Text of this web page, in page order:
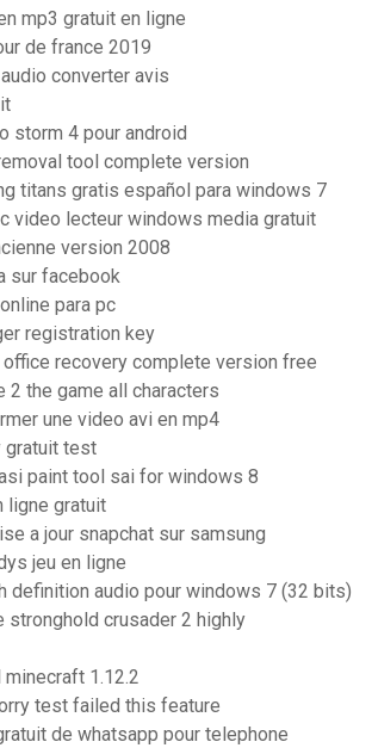
mp3 gratuit en ligne
de france 2019
converter avis
storm 4 pour android
tool complete version
titans gratis español para windows 7
video lecteur windows media gratuit
version 2008
sur facebook
para pc
registration key
recovery complete version free
2 the game all characters
une video avi en mp4
gratuit test
paint tool sai for windows 8
ligne gratuit
a jour snapchat sur samsung
jeu en ligne
definition audio pour windows 7 (32 bits)
stronghold crusader 2 highly
1.12.2
test failed this feature
de whatsapp pour telephone